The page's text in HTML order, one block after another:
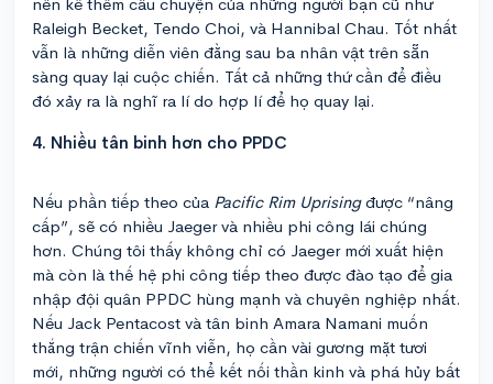
Raleigh Becket, Tendo Choi, và Hannibal Chau. Tốt nhất
vẫn là những diễn viên đằng sau ba nhân vật trên sẵn
sàng quay lại cuộc chiến. Tất cả những thứ cần để điều
đó xảy ra là nghĩ ra lí do hợp lí để họ quay lại.
4. Nhiều tân binh hơn cho PPDC
Nếu phần tiếp theo của Pacific Rim Uprisingđược “nâng
cấp”, sẽ có nhiều Jaeger và nhiều phi công lái chúng
hơn. Chúng tôi thấy không chỉ có Jaeger mới xuất hiện
mà còn là thế hệ phi công tiếp theo được đào tạo để gia
nhập đội quân PPDC hùng mạnh và chuyên nghiệp nhất.
Nếu Jack Pentacost và tân binh Amara Namani muốn
thắng trận chiến vĩnh viễn, họ cần vài gương mặt tươi
mới, những người có thể kết nối thần kinh và phá hủy bất